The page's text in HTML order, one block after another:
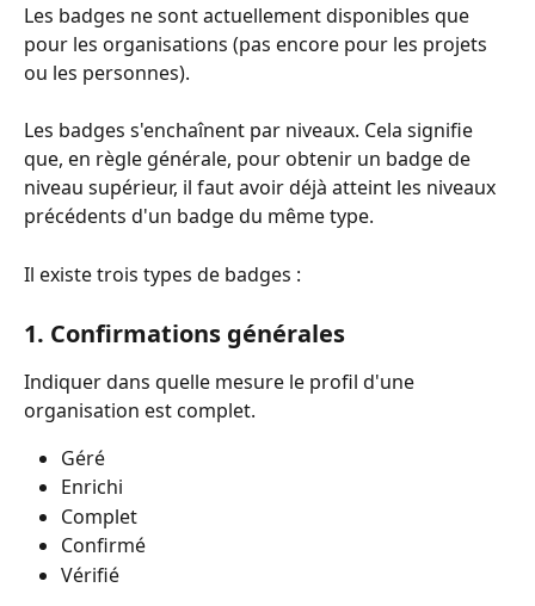
Les badges ne sont actuellement disponibles que
pour les organisations (pas encore pour les projets
ou les personnes).
Les badges s'enchaînent par niveaux. Cela signifie
que, en règle générale, pour obtenir un badge de
niveau supérieur, il faut avoir déjà atteint les niveaux
précédents d'un badge du même type.
Il existe trois types de badges :
1. Confirmations générales
Indiquer dans quelle mesure le profil d'une
organisation est complet.
Géré
Enrichi
Complet
Confirmé
Vérifié